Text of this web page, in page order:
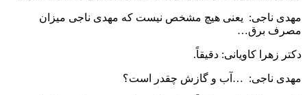
مهدی ناجی: یعنی هیچ مشخص نیست که مهدی ناجی میزان
مصرف برق…
دکتر زهرا کاویانی: دقیقاً.
مهدی ناجی: …آب و گازش چقدر است؟